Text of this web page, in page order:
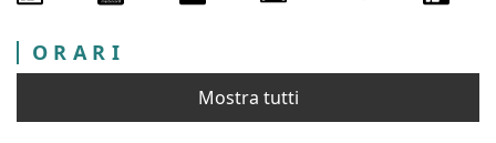
ORARI
Mostra tutti